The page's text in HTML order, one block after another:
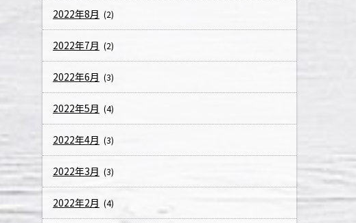
2022年8月 (2)
2022年7月 (2)
2022年6月 (3)
2022年5月 (4)
2022年4月 (3)
2022年3月 (3)
2022年2月 (4)